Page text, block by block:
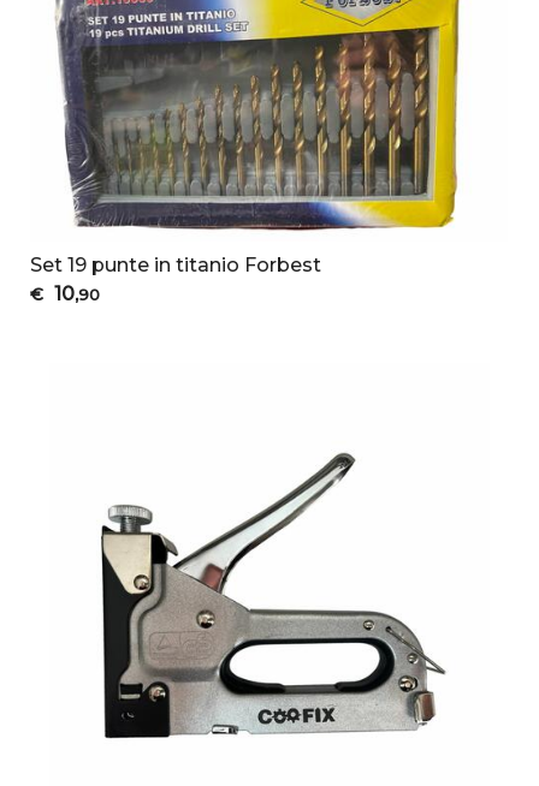
Set 19 punte in titanio Forbest
€ 10,90